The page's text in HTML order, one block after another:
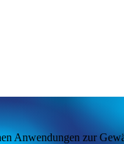
Anwendungen zur